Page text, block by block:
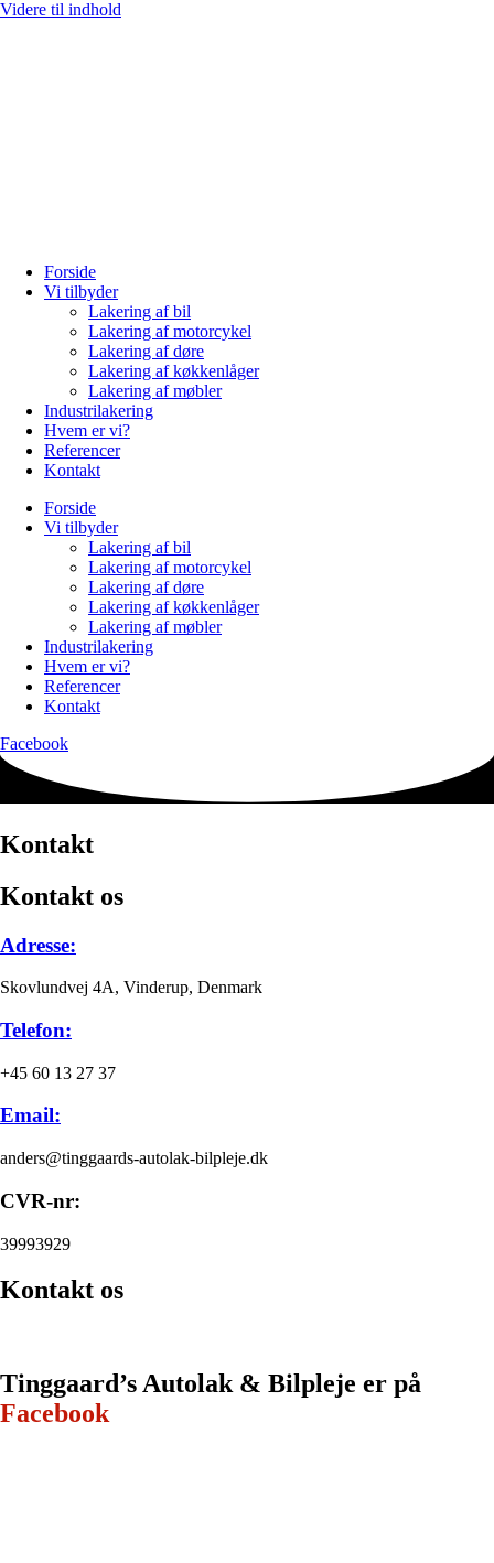
Videre til indhold
Forside
Vi tilbyder
Lakering af bil
Lakering af motorcykel
Lakering af døre
Lakering af køkkenlåger
Lakering af møbler
Industrilakering
Hvem er vi?
Referencer
Kontakt
Forside
Vi tilbyder
Lakering af bil
Lakering af motorcykel
Lakering af døre
Lakering af køkkenlåger
Lakering af møbler
Industrilakering
Hvem er vi?
Referencer
Kontakt
Facebook
Kontakt
Kontakt os
Adresse:
Skovlundvej 4A, Vinderup, Denmark
Telefon:
+45 60 13 27 37
Email:
anders@tinggaards-autolak-bilpleje.dk
CVR-nr:
39993929
Kontakt os
Tinggaard’s Autolak & Bilpleje er ​på
Facebook